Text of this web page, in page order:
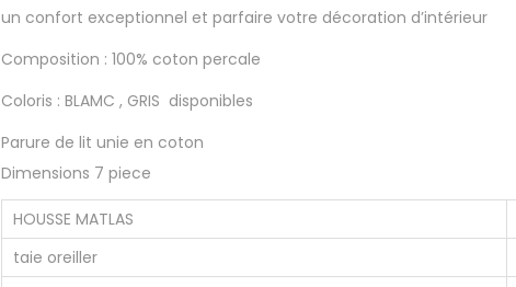
un confort exceptionnel et parfaire votre décoration d’intérieur
Composition : 100% coton percale
Coloris : BLAMC , GRIS disponibles
Parure de lit unie en coton
Dimensions 7 piece
HOUSSE MATLAS
taie oreiller